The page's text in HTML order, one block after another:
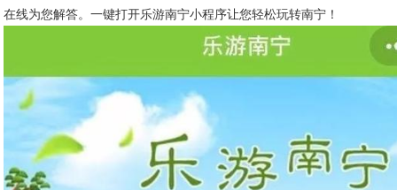
在线为您解答。一键打开乐游南宁小程序让您轻松玩转南宁！